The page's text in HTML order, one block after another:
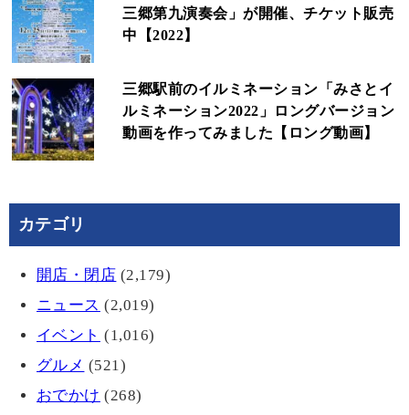
三郷第九演奏会」が開催、チケット販売
中【2022】
三郷駅前のイルミネーション「みさとイ
ルミネーション2022」ロングバージョン
動画を作ってみました【ロング動画】
カテゴリ
開店・閉店 (2,179)
ニュース (2,019)
イベント (1,016)
グルメ (521)
おでかけ (268)